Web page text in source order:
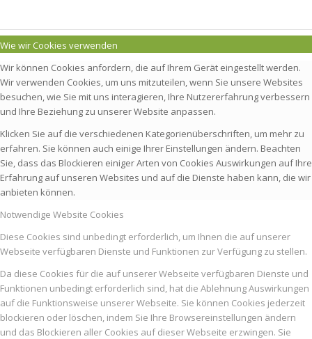
Wie wir Cookies verwenden
Wir können Cookies anfordern, die auf Ihrem Gerät eingestellt werden.
Wir verwenden Cookies, um uns mitzuteilen, wenn Sie unsere Websites
besuchen, wie Sie mit uns interagieren, Ihre Nutzererfahrung verbessern
und Ihre Beziehung zu unserer Website anpassen.
Klicken Sie auf die verschiedenen Kategorienüberschriften, um mehr zu
erfahren. Sie können auch einige Ihrer Einstellungen ändern. Beachten
Sie, dass das Blockieren einiger Arten von Cookies Auswirkungen auf Ihre
Erfahrung auf unseren Websites und auf die Dienste haben kann, die wir
anbieten können.
Notwendige Website Cookies
Diese Cookies sind unbedingt erforderlich, um Ihnen die auf unserer
Webseite verfügbaren Dienste und Funktionen zur Verfügung zu stellen.
Da diese Cookies für die auf unserer Webseite verfügbaren Dienste und
Funktionen unbedingt erforderlich sind, hat die Ablehnung Auswirkungen
auf die Funktionsweise unserer Webseite. Sie können Cookies jederzeit
blockieren oder löschen, indem Sie Ihre Browsereinstellungen ändern
und das Blockieren aller Cookies auf dieser Webseite erzwingen. Sie